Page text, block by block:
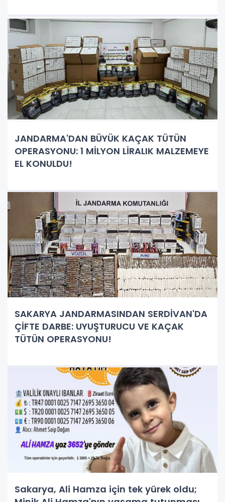
JANDARMA'DAN BÜYÜK KAÇAK TÜTÜN
OPERASYONU: 1 MİLYON LİRALIK MALZEMEYE
EL KONULDU!
SAKARYA JANDARMASINDAN SERDİVAN'DA
ÇİFTE DARBE: UYUŞTURUCU VE KAÇAK
TÜTÜN OPERASYONU!
Sakarya, Ali Hamza için tek yürek oldu;